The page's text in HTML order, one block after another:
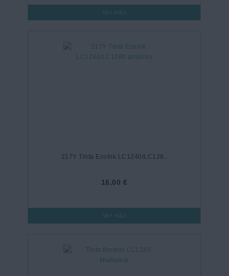
Ver más
217Y Tinta EcoInk LC1240/LC128..
16,00 €
Ver más